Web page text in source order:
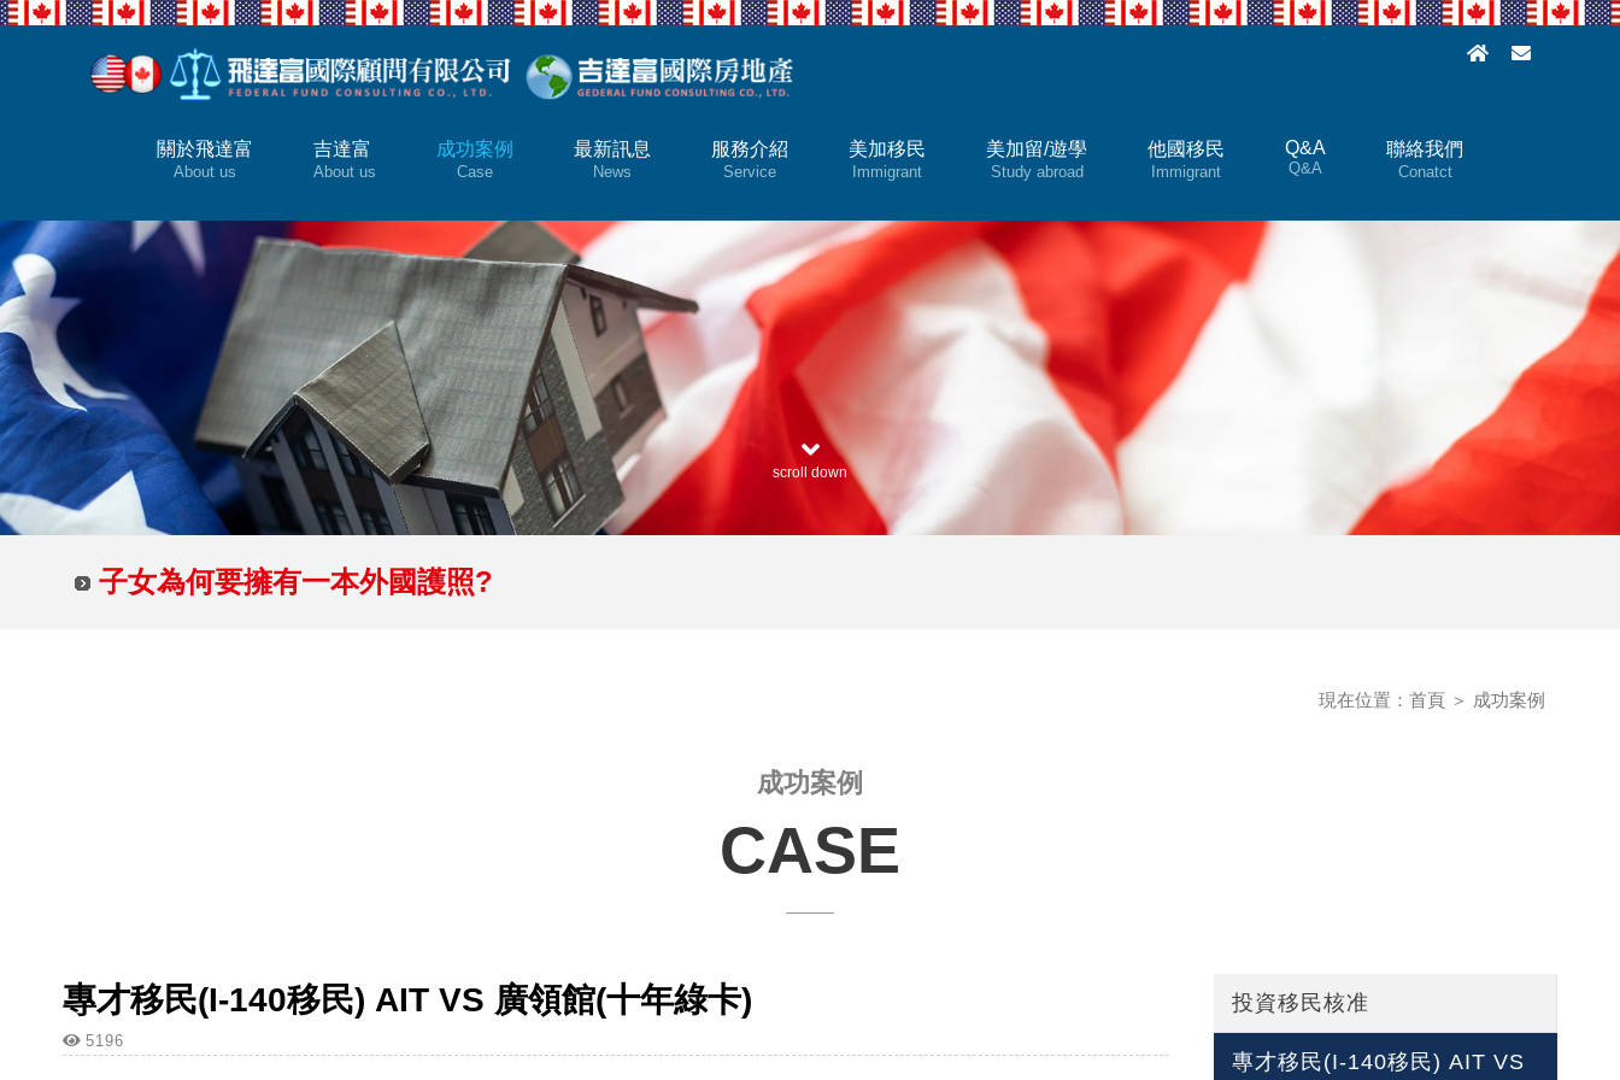
關於飛達富
About us
吉達富
About us
成功案例
Case
最新訊息
News
服務介紹
Service
美加移民
Immigrant
美加留/遊學
Study abroad
他國移民
Immigrant
Q&A
Q&A
聯絡我們
Conatct
scroll down
子女為何要擁有一本外國護照?
子女為何要擁有一本外國護照?
現在位置： 首頁 ＞ 成功案例
成功案例
CASE
投資移民核准
專才移民(I-140移民) AIT VS
專才移民(I-140移民) AIT VS 廣領館(十年綠卡)
5196